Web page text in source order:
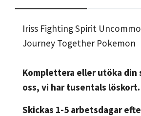
Iriss Fighting Spirit
Journey Together Pokemon
Komplettera eller utöka din
oss, vi har tusentals löskort.
Skickas 1-5 arbetsdagar